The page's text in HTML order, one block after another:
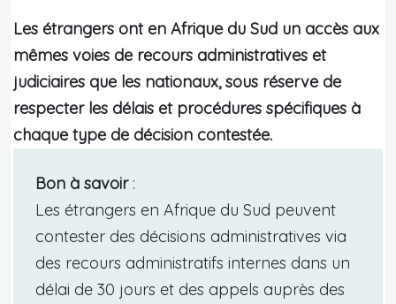
Les étrangers ont en Afrique du Sud un accès aux
mêmes voies de recours administratives et
judiciaires que les nationaux, sous réserve de
respecter les délais et procédures spécifiques à
chaque type de décision contestée.
Bon à savoir:
Les étrangers en Afrique du Sud peuvent
contester des décisions administratives via
des recours administratifs internes dans un
délai de 30 jours et des appels auprès des